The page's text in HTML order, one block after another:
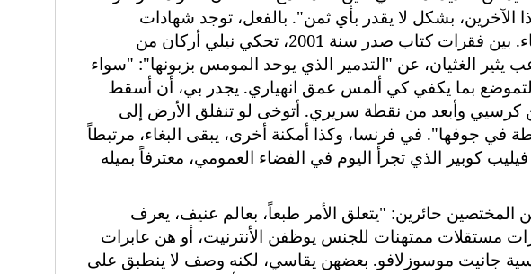
بشكل لا يقدر بأي ثمن". بالفعل، توجد شهادات
لمومسات، تفضح المنظور الاستلابي للبغاء. بين فقرات كتاب صدر سنة 2001، تحكي نيلي أركان من
والمنتحرة سنة 2003، برعب يثير الغثيان، عن "التدمير الذي يوحد المومس بزبونها": "سواء
بما يكفي كي ألمس عمق انهياري. يجدر بي، أن أسقط
كرسيي وأبعد من نقطة سريري. أتوخى لو تنفلق الأرض إلى
في جوفها". في فرنسا، وكذا أمكنة أخرى، يبقى البغاء، مرتبطاً
كوبير الذي تجرأ اليوم في الفضاء العمومي، معترفاً بميله
المختصين حائرين: "يتعلق الأمر طبعاً، بعالم عنيف، يعرف
مستقلات ممتهنات للجنس يوظفن الأنترنيت، أو هن عابرات
جانيت موسوزلافو. بعضهن يقاسي، لكنه وصف لا ينطبق على